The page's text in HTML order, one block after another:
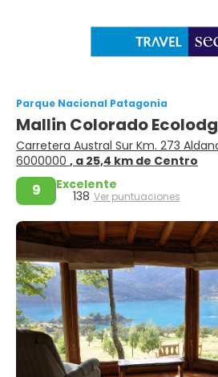
Parque Nacional Patagonia
Mallin Colorado
Carretera Austral Sur Km. 273
6000000 , a 25,4 km de Centro
9 Excelente
138 Ver puntuaciones